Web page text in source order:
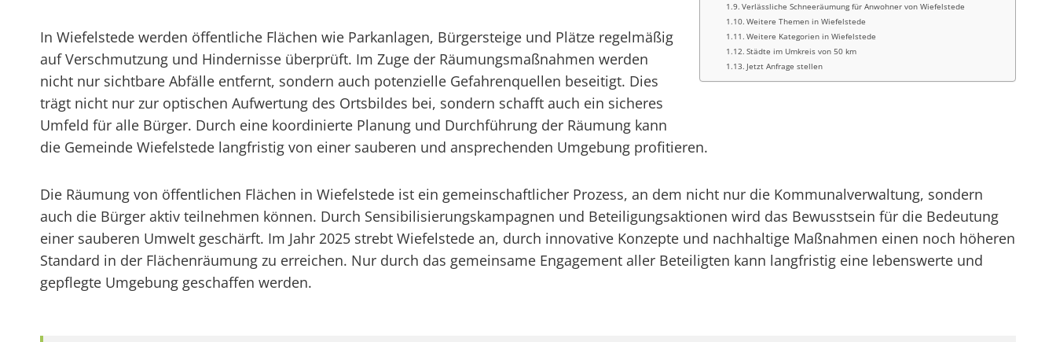
Verlässliche Schneeräumung für Anwohner von Wiefelstede
Weitere Themen in Wiefelstede
Weitere Kategorien in Wiefelstede
Städte im Umkreis von 50 km
Jetzt Anfrage stellen
In Wiefelstede werden öffentliche Flächen wie Parkanlagen, Bürgersteige und Plätze regelmäßig
auf Verschmutzung und Hindernisse überprüft. Im Zuge der Räumungsmaßnahmen werden
nicht nur sichtbare Abfälle entfernt, sondern auch potenzielle Gefahrenquellen beseitigt. Dies
trägt nicht nur zur optischen Aufwertung des Ortsbildes bei, sondern schafft auch ein sicheres
Umfeld für alle Bürger. Durch eine koordinierte Planung und Durchführung der Räumung kann
die Gemeinde Wiefelstede langfristig von einer sauberen und ansprechenden Umgebung profitieren.
Die Räumung von öffentlichen Flächen in Wiefelstede ist ein gemeinschaftlicher Prozess, an dem nicht nur die Kommunalverwaltung, sondern
auch die Bürger aktiv teilnehmen können. Durch Sensibilisierungskampagnen und Beteiligungsaktionen wird das Bewusstsein für die Bedeutung
einer sauberen Umwelt geschärft. Im Jahr 2025 strebt Wiefelstede an, durch innovative Konzepte und nachhaltige Maßnahmen einen noch höheren
Standard in der Flächenräumung zu erreichen. Nur durch das gemeinsame Engagement aller Beteiligten kann langfristig eine lebenswerte und
gepflegte Umgebung geschaffen werden.